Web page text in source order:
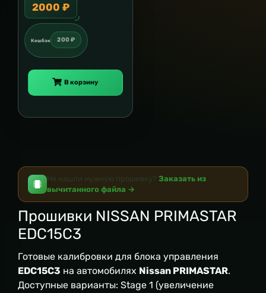
2000 ₽
Кешбэк 200 ₽
В корзину
Не нашли нужную прошивку? Заказать из
вычитанного файла →
Прошивки NISSAN PRIMASTAR
EDC15C3
Готовые калибровки для блока управления
EDC15C3 на автомобилях Nissan PRIMASTAR.
Доступные варианты: Stage 1 (увеличение